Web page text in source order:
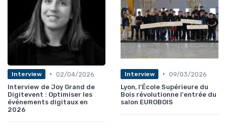
Interview • 02/04/2026
Interview de Joy Grand de
Digitevent : Optimiser les
événements digitaux en
2026
Interview • 09/03/2026
Lyon, l'École Supérieure du
Bois révolutionne l'entrée du
salon EUROBOIS